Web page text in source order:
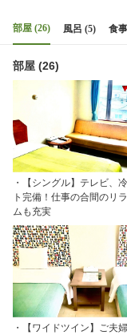
部屋 (26) 風呂 (5) 食
部屋 (26)
・【シングル】テレビ、
ト完備！仕事の合間のリ
ムも充実
・【ワイドツイン】ご夫